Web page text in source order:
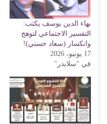
بهاء الدين يوسف يكتب:
التفسير الاجتماعي لتوهج
وانكسار (سعاد حسني)!
17 يونيو، 2026
في "سلايدر"